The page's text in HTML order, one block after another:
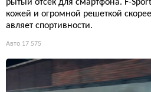
рытый отсек для смартфона. F-
кожей и огромной решеткой
авляет спортивности.
Авто 17 575